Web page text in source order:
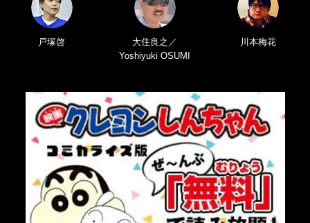
戸塚啓
大住良之／
Yoshiyuki OSUMI
川本梅花